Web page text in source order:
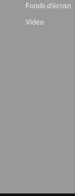
Fonds d’écran
Vidéo